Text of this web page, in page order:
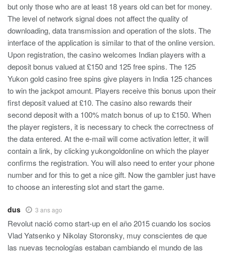
but only those who are at least 18 years old can bet for money.
The level of network signal does not affect the quality of
downloading, data transmission and operation of the slots. The
interface of the application is similar to that of the online version.
Upon registration, the casino welcomes Indian players with a
deposit bonus valued at £150 and 125 free spins. The 125
Yukon gold casino free spins give players in India 125 chances
to win the jackpot amount. Players receive this bonus upon their
first deposit valued at £10. The casino also rewards their
second deposit with a 100% match bonus of up to £150. When
the player registers, it is necessary to check the correctness of
the data entered. At the e-mail will come activation letter, it will
contain a link, by clicking yukongoldonline on which the player
confirms the registration. You will also need to enter your phone
number and for this to get a nice gift. Now the gambler just have
to choose an interesting slot and start the game.
dus 3 ans ago
Revolut nació como start-up en el año 2015 cuando los socios
Vlad Yatsenko y Nikolay Storonsky, muy conscientes de que
las nuevas tecnologías estaban cambiando el mundo de las